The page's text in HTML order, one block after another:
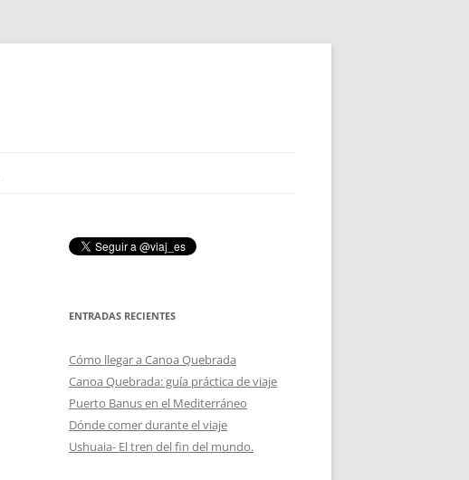
ENTRADAS RECIENTES
Cómo llegar a Canoa Quebrada
Canoa Quebrada: guía práctica de viaje
Puerto Banus en el Mediterráneo
Dónde comer durante el viaje
Ushuaia- El tren del fin del mundo.